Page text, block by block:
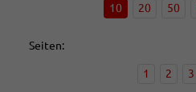
10 20 50
Seiten:
1 2 3